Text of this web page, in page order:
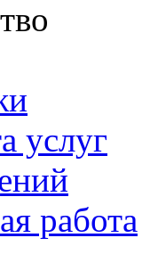
услуг
работа